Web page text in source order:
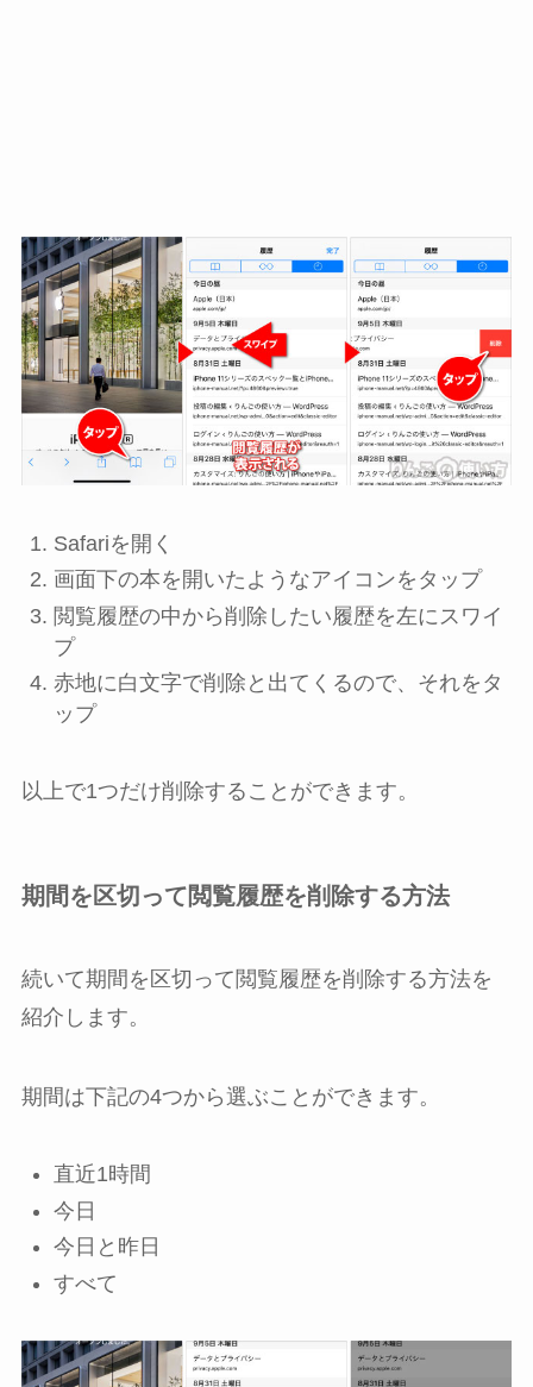
Safariを開く
画面下の本を開いたようなアイコンをタップ
閲覧履歴の中から削除したい履歴を左にスワイ
プ
赤地に白文字で削除 と出てくるので、それをタ
ップ
以上で1つだけ削除することができます。
期間を区切って閲覧履歴を削除する方法
続いて期間を区切って閲覧履歴を削除する方法を
紹介します。
期間は下記の4つから選ぶことができます。
直近1時間
今日
今日と昨日
すべて